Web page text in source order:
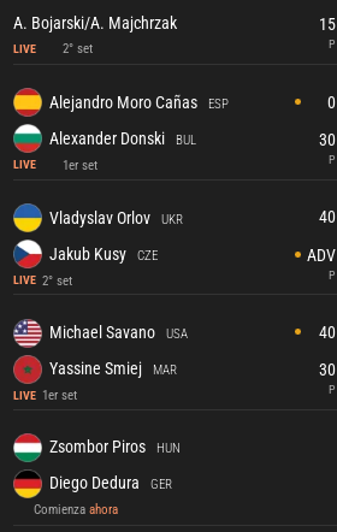
A. Bojarski/A. Majchrzak
LIVE 2° set
15
P
Alejandro Moro Cañas ESP
Alexander Donski BUL
LIVE 1er set
0
30
P
Vladyslav Orlov UKR
Jakub Kusy CZE
LIVE 2° set
40
ADV
P
Michael Savano USA
Yassine Smiej MAR
LIVE 1er set
40
30
P
Zsombor Piros HUN
Diego Dedura
GER
Comienzaahora